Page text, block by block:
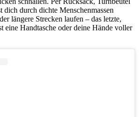
durch dichte Menschenmassen
längere Strecken laufen – das letzte,
eine Handtasche oder deine Hände voller